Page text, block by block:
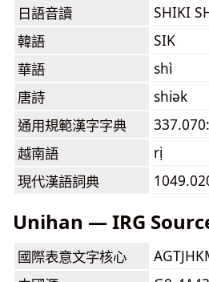
日語音讀
SHIKI
韓語
SIK
華語
shì
唐詩
shiək
通用規範漢字字典
越南語
rị
現代漢語詞典
Unihan — IRG
國際表意文字核心